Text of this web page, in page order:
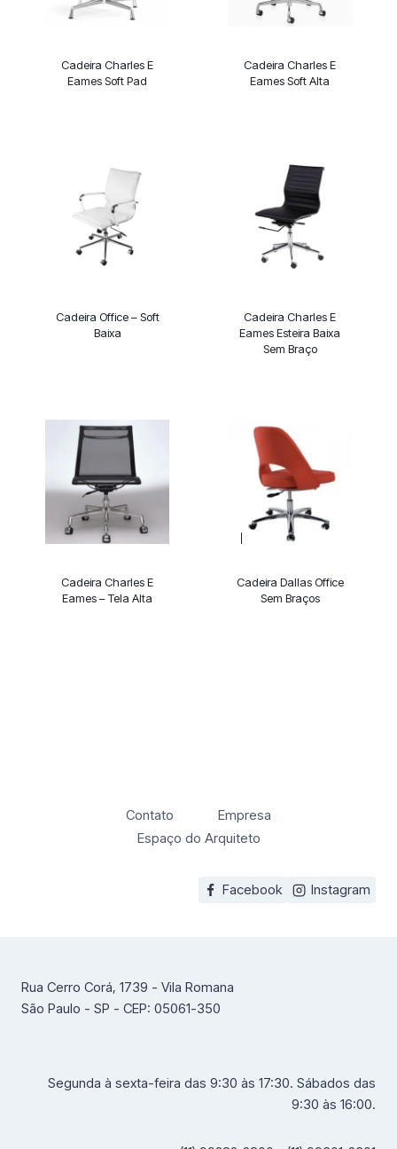
Cadeira Charles E
Eames Soft Pad
Cadeira Charles E
Eames Soft Alta
Cadeira Office – Soft
Baixa
Cadeira Charles E
Eames Esteira Baixa
Sem Braço
Cadeira Charles E
Eames – Tela Alta
Cadeira Dallas Office
Sem Braços
Contato
Empresa
Espaço do Arquiteto
Facebook Instagram
Rua Cerro Corá, 1739 - Vila Romana
São Paulo - SP - CEP: 05061-350
Segunda à sexta-feira das 9:30 às 17:30. Sábados das
9:30 às 16:00.